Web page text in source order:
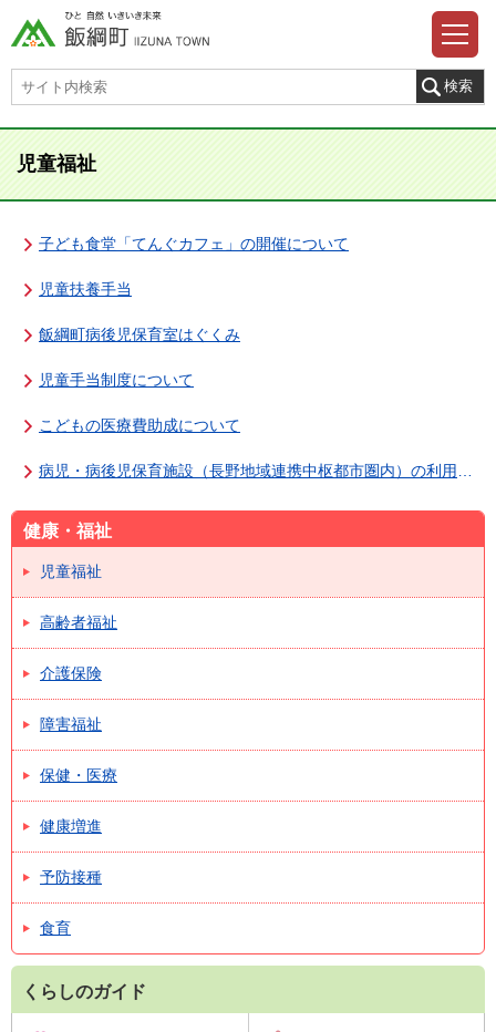
児童福祉
子ども食堂「てんぐカフェ」の開催について
児童扶養手当
飯綱町病後児保育室はぐくみ
児童手当制度について
こどもの医療費助成について
病児・病後児保育施設（長野地域連携中枢都市圏内）の利用について
健康・福祉
児童福祉
高齢者福祉
介護保険
障害福祉
保健・医療
健康増進
予防接種
食育
くらしのガイド